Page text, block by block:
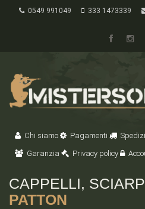
0549 991049 333 1473339
Chi siamo Pagamenti
Garanzia
Privacy policy
CAPPELLI,
PATTON